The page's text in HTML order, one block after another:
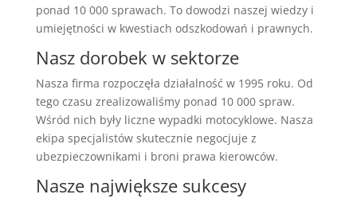
ponad 10 000 sprawach. To dowodzi naszej wiedzy i
umiejętności w kwestiach odszkodowań i prawnych.
Nasz dorobek w sektorze
Nasza firma rozpoczęła działalność w 1995 roku. Od
tego czasu zrealizowaliśmy ponad 10 000 spraw.
Wśród nich były liczne wypadki motocyklowe. Nasza
ekipa specjalistów skutecznie negocjuje z
ubezpieczownikami i broni prawa kierowców.
Nasze największe sukcesy